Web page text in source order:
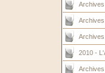
Archives
2010 -